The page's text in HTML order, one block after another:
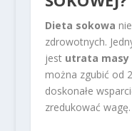
Dieta sokowa
zdrowotnych.
jest utrata masy
można zgubić od
doskonałe
zredukować wagę.